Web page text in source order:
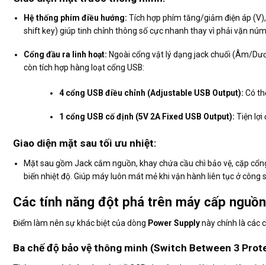
Hệ thống phím điều hướng: Tích hợp phím tăng/giảm điện áp (V
shift key) giúp tinh chỉnh thông số cực nhanh thay vì phải vặn
Cổng đầu ra linh hoạt: Ngoài cổng vật lý dạng jack chuối (Âm/
còn tích hợp hàng loạt cổng USB:
4 cổng USB điều chỉnh (Adjustable USB Output): Có
1 cổng USB cố định (5V 2A Fixed USB Output): Tiện lợi
Giao diện mặt sau tối ưu nhiệt:
Mặt sau gồm Jack cắm nguồn, khay chứa cầu chì bảo vệ, cặp
biến nhiệt độ. Giúp máy luôn mát mẻ khi vận hành liên tục ở công
Các tính năng đột phá trên máy cấp
Điểm làm nên sự khác biệt của dòng Power Supplynày chính là các
Ba chế độ bảo vệ thông minh (Switch Between 3